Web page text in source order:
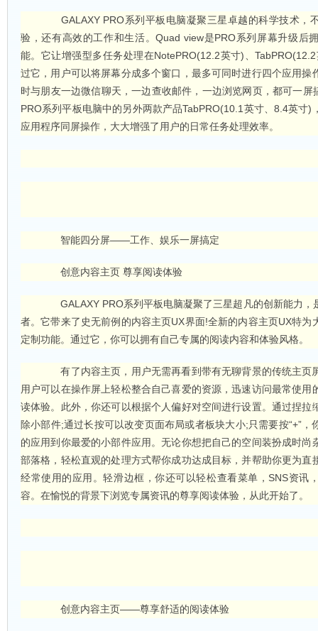
GALAXY PRO系列平板电脑凝聚三星卓越的科学技术，
验，还有高效的工作和生活。Quad view是PRO系列屏幕升级后
能。它让增强型多任务处理在NotePRO(12.2英寸)、
过它，用户可以将屏幕分成多个窗口，最多可同时进行四个应用操
时与朋友一边微信聊天，一边查收邮件，一边浏览网页，都可一屏
PRO系列平板电脑中的另外两款产品TabPRO(10.1英寸、8.4英寸)
应用程序同屏操作，大大增强了用户的日常任务处理效率。
智能四分屏——工作、娱乐一屏搞定
创意内容主页 尊享阅读体验
GALAXY PRO系列平板电脑凝聚了三星超凡的创新能力，
者。它带来了史无前例的内容主页UX界面!全新的内容主页UX特为
定制功能。通过它，你可以拥有自己专属的阅读内容和体验风格。
有了内容主页，用户无需再看到带有无聊背景的传统主页
用户可以在操作屏上轻松整合自己喜爱的资源，迅速访问最常使用
读体验。此外，你还可以根据个人偏好对空间进行设置。通过捏拉
除小部件;通过长按可以改变页面布局或者板块大小;只需要按“+”，
的应用到你最爱的小部件应用。无论你想把自己的空间装扮成时尚
部落格，轻松直观的处理方式帮你成功达成目标，并帮助你更为直
经常使用的应用。轻滑边框，你还可以轻松查看菜单，SNS资讯
容。在愉悦的背景下浏览专属资讯的尊享阅读体验，从此开始了。
创意内容主页——尊享舒适的阅读体验